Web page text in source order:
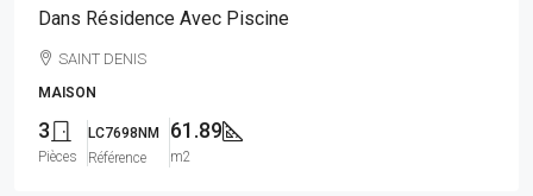
Dans Résidence Avec Piscine
SAINT DENIS
MAISON
3
Pièces
LC7698NM
Référence
61.89
m2